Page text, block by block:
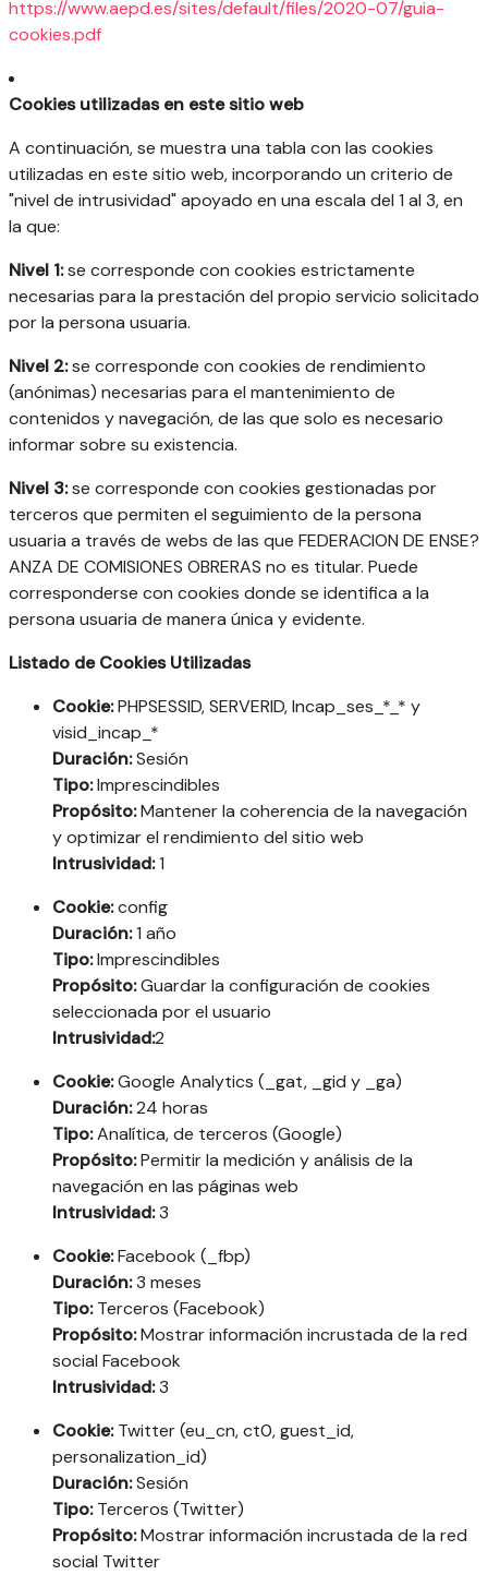
https://www.aepd.es/sites/default/files/2020-07/guia-
cookies.pdf
Cookies utilizadas en este sitio web
A continuación, se muestra una tabla con las cookies
utilizadas en este sitio web, incorporando un criterio de
"nivel de intrusividad" apoyado en una escala del 1 al 3, en
la que:
Nivel 1:se corresponde con cookies estrictamente
necesarias para la prestación del propio servicio solicitado
por la persona usuaria.
Nivel 2:se corresponde con cookies de rendimiento
(anónimas) necesarias para el mantenimiento de
contenidos y navegación, de las que solo es necesario
informar sobre su existencia.
Nivel 3:se corresponde con cookies gestionadas por
terceros que permiten el seguimiento de la persona
usuaria a través de webs de las que FEDERACION DE ENSE?
ANZA DE COMISIONES OBRERAS no es titular. Puede
corresponderse con cookies donde se identifica a la
persona usuaria de manera única y evidente.
Listado de Cookies Utilizadas
Cookie:PHPSESSID, SERVERID, Incap_ses_*_* y
visid_incap_*
Duración:Sesión
Tipo:Imprescindibles
Propósito:Mantener la coherencia de la navegación
y optimizar el rendimiento del sitio web
Intrusividad:1
Cookie:config
Duración:1 año
Tipo:Imprescindibles
Propósito:Guardar la configuración de cookies
seleccionada por el usuario
Intrusividad:2
Cookie:Google Analytics (_gat, _gid y _ga)
Duración:24 horas
Tipo:Analítica, de terceros (Google)
Propósito:Permitir la medición y análisis de la
navegación en las páginas web
Intrusividad:3
Cookie:Facebook (_fbp)
Duración:3 meses
Tipo:Terceros (Facebook)
Propósito:Mostrar información incrustada de la red
social Facebook
Intrusividad:3
Cookie:Twitter (eu_cn, ct0, guest_id,
personalization_id)
Duración:Sesión
Tipo:Terceros (Twitter)
Propósito:Mostrar información incrustada de la red
social Twitter